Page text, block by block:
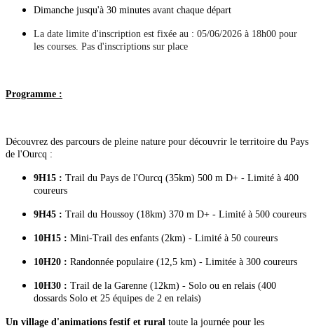
Dimanche jusqu'à 30 minutes avant chaque départ
La date limite d'inscription est fixée au : 05/06/2026 à 18h00 pour
les courses. Pas d'inscriptions sur place
Programme :
Découvrez des parcours de pleine nature pour découvrir le territoire du Pays
de l'Ourcq :
9H15 : Trail du Pays de l'Ourcq (35km) 500 m D+ - Limité à 400
coureurs
9H45 : Trail du Houssoy (18km) 370 m D+ - Limité à 500 coureurs
10H15 : Mini-Trail des enfants (2km) - Limité à 50 coureurs
10H20 : Randonnée populaire (12,5 km) - Limitée à 300 coureurs
10H30 : Trail de la Garenne (12km) - Solo ou en relais (400
dossards Solo et 25 équipes de 2 en relais)
Un village d'animations festif et rural toute la journée pour les